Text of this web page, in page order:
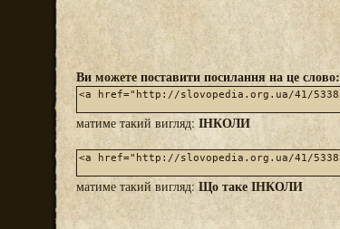
Ви можете поставити посилання на це слово:
матиме такий вигляд: ІНКОЛИ
матиме такий вигляд:Що таке ІНКОЛИ